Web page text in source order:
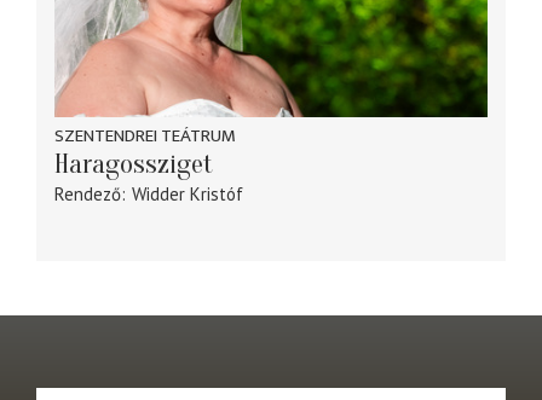
SZENTENDREI TEÁTRUM
Haragossziget
Rendező Widder Kristóf